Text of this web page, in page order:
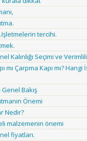
tercihi.
Kalınlığı Seçimi ve
mı Çarpma Kapı mı?
Bakış
Önemi
Nedir?
malzemenin önemi
fiyatları.